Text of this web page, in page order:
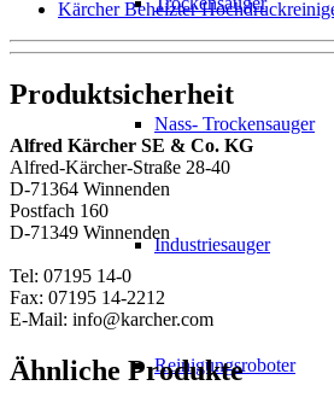
Nass- Trockensauger
Industriesauger
Reinigungsroboter
Kärcher Beheizter
Produktsicherheit
Alfred Kärcher SE & Co. KG
Alfred-Kärcher-Straße 28-40
D-71364 Winnenden
Postfach 160
D-71349 Winnenden
Tel: 07195 14-0
Fax: 07195 14-2212
E-Mail: info@karcher.com
Ähnliche Produkte